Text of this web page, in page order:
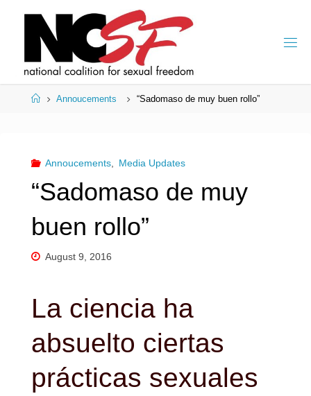
HomeAnnoucements “Sadomaso de muy buen rollo”
Annoucements, Media Updates
“Sadomaso de muy
buen rollo”
August 9, 2016
La ciencia ha
absuelto ciertas
prácticas sexuales